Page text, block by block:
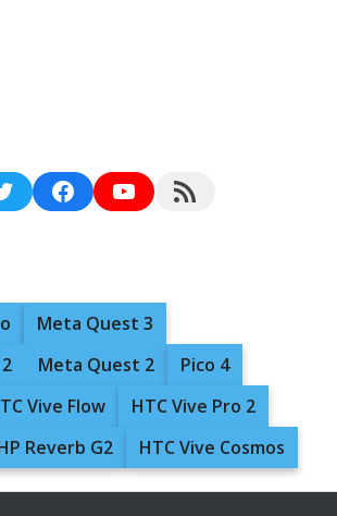
FacebookYouTubeRSS Feed
Meta Quest 3
Meta Quest 2
Pico 4
Vive Flow
HTC Vive Pro 2
Reverb G2 HTC Vive Cosmos